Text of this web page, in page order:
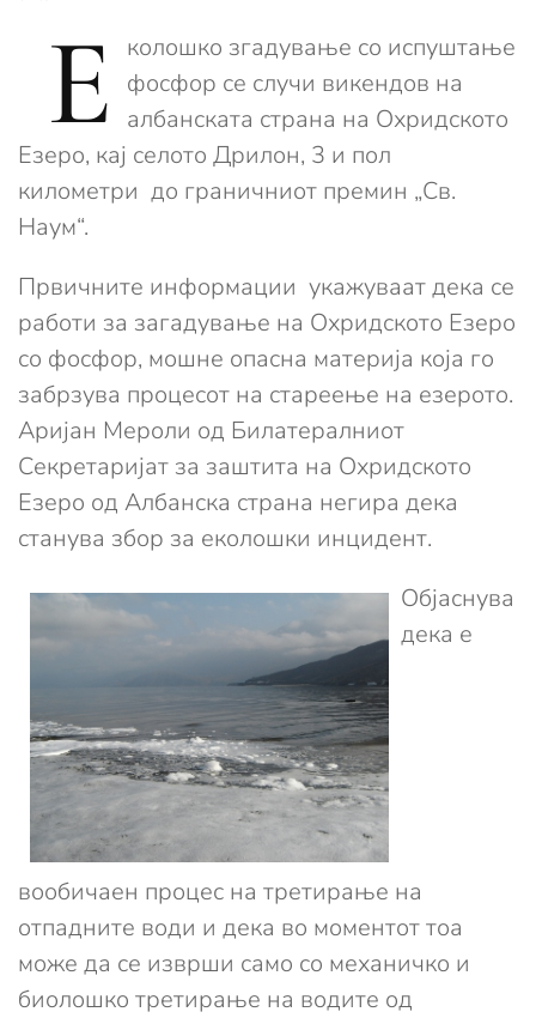
Е
колошко згадување со испуштање
фосфор се случи викендов на
албанската страна на Охридското
Езеро, кај селото Дрилон, 3 и пол
километри до граничниот премин „Св.
Наум“.
Првичните информации укажуваат дека се
работи за загадување на Охридското Езеро
со фосфор, мошне опасна материја која го
забрзува процесот на стареење на езерото.
Аријан Мероли од Билатералниот
Секретаријат за заштита на Охридското
Езеро од Албанска страна негира дека
станува збор за еколошки инцидент.
Објаснува
дека е
вообичаен процес на третирање на
отпадните води и дека во моментот тоа
може да се изврши само со механичко и
биолошко третирање на водите од